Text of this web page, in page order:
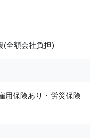
(全額会社負担)
用保険あり・労災保険